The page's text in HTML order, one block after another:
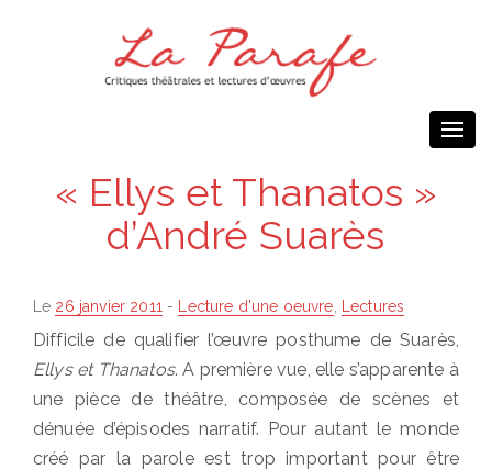
« Ellys et Thanatos »
d’André Suarès
Le Posted
on
26 janvier 2011 - Lecture d'une oeuvre Lectures
Difficile de qualifier l’œuvre posthume de Suarès,
Ellys et Thanatos. A première vue, elle s’apparente à
une pièce de théâtre, composée de scènes et
dénuée d’épisodes narratif. Pour autant le monde
créé par la parole est trop important pour être